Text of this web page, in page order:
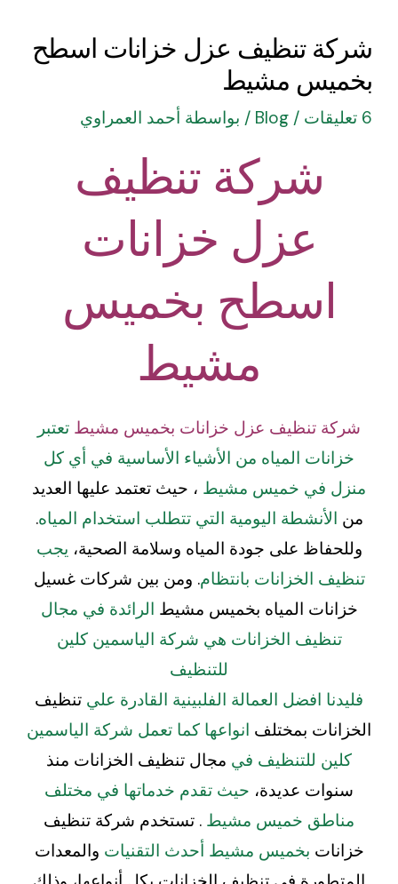
شركة تنظيف عزل خزانات اسطح
بخميس مشيط
6 تعليقات /
Blog / بواسطة أحمد العمراوي
شركة تنظيف
عزل خزانات
اسطح بخميس
مشيط
شركة تنظيف عزل خزانات بخميس مشيط تعتبر
خزانات المياه من الأشياء الأساسية في أي كل
منزل في خميس مشيط ، حيث تعتمد عليها العديد
من الأنشطة اليومية التي تتطلب استخدام المياه.
وللحفاظ على جودة المياه وسلامة الصحية، يجب
تنظيف الخزانات بانتظام. ومن بين شركات غسيل
خزانات المياه بخميس مشيط الرائدة في مجال
تنظيف الخزانات هي شركة الياسمين كلين
للتنظيف
فليدنا افضل العمالة الفلبينية القادرة علي تنظيف
الخزانات بمختلف انواعها كما تعمل شركة الياسمين
كلين للتنظيف في مجال تنظيف الخزانات منذ
سنوات عديدة، حيث تقدم خدماتها في مختلف
مناطق خميس مشيط . تستخدم شركة تنظيف
خزانات بخميس مشيط أحدث التقنيات والمعدات